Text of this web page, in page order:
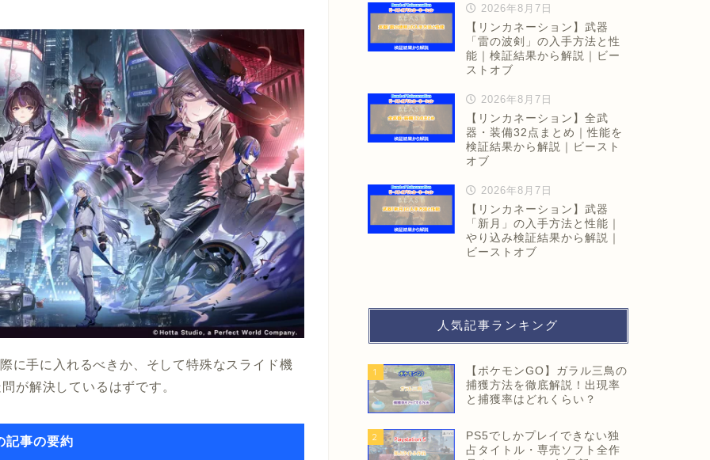
に手に入れるべきか、そして特殊なスライド機
が解決しているはずです。
記事の要約
2026年8月7日
【リンカネーション】武器
「雷の波剣」の入手方法と性
能｜検証結果から解説｜ビー
ストオブ
2026年8月7日
【リンカネーション】全武
器・装備32点まとめ｜性能を
検証結果から解説｜ビースト
オブ
2026年8月7日
【リンカネーション】武器
「新月」の入手方法と性能｜
やり込み検証結果から解説｜
ビーストオブ
人気記事ランキング
1
【ポケモンGO】ガラル三鳥の
捕獲方法を徹底解説！出現率
と捕獲率はどれくらい？
2
PS5でしかプレイできない独
占タイトル・専売ソフト全作